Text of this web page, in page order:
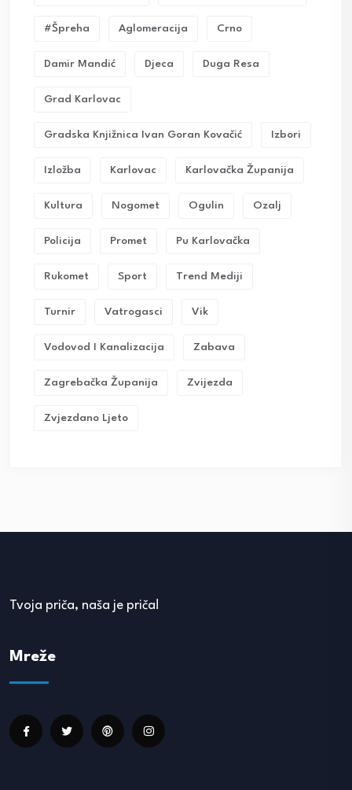
#Špreha Aglomeracija Crno
Damir Mandić Djeca Duga Resa
Grad Karlovac
Gradska Knjižnica Ivan Goran Kovačić Izbori
Izložba Karlovac Karlovačka Županija
Kultura Nogomet Ogulin Ozalj
Policija Promet Pu Karlovačka
Rukomet Sport Trend Mediji
Turnir Vatrogasci Vik
Vodovod I Kanalizacija Zabava
Zagrebačka Županija Zvijezda
Zvjezdano Ljeto
Tvoja priča, naša je priča!
Mreže